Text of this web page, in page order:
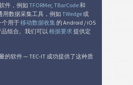
件，例如TFORMer, TBarCode和
用数据采集工具，例如 TWedge或
个用于移动数据收集的 Android / iOS
组合。我们可以 根据要求 提供定
的软件 — TEC-IT 成功提供了这种质